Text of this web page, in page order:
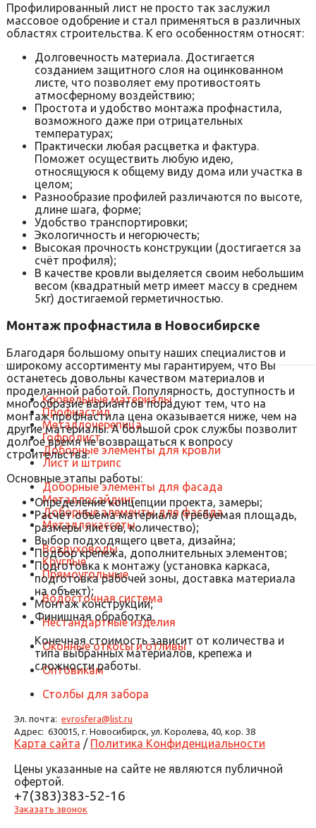
Профилированный лист не просто так заслужил
массовое одобрение и стал применяться в различных
областях строительства. К его особенностям относят:
Долговечность материала. Достигается
созданием защитного слоя на оцинкованном
листе, что позволяет ему противостоять
атмосферному воздействию;
Простота и удобство монтажа профнастила,
возможного даже при отрицательных
температурах;
Практически любая расцветка и фактура.
Поможет осуществить любую идею,
относящуюся к общему виду дома или участка в
целом;
Разнообразие профилей различаются по высоте,
длине шага, форме;
Удобство транспортировки;
Экологичность и негорючесть;
Высокая прочность конструкции (достигается за
счёт профиля);
В качестве кровли выделяется своим небольшим
весом (квадратный метр имеет массу в среднем
5кг) достигаемой герметичностью.
Монтаж профнастила в Новосибирске
Благодаря большому опыту наших специалистов и
широкому ассортименту мы гарантируем, что Вы
останетесь довольны качеством материалов и
проделанной работой. Популярность, доступность и
многообразие вариантов порадуют тем, что на
монтаж профнастила цена оказывается ниже, чем на
другие материалы. А большой срок службы позволит
долгое время не возвращаться к вопросу
строительства.
Основные этапы работы:
Определение концепции проекта, замеры;
Расчёт объёма материала (требуемая площадь,
размеры листов, количество);
Выбор подходящего цвета, дизайна;
Подбор крепежа, дополнительных элементов;
Подготовка к монтажу (установка каркаса,
подготовка рабочей зоны, доставка материала
на объект);
Монтаж конструкции;
Финишная обработка.
Конечная стоимость зависит от количества и
типа выбранных материалов, крепежа и
сложности работы.
Кровельные материалы
Профнастил
Металлочерепица
Гофролист
Доборные элементы для кровли
Лист и штрипс
Доборные элементы для фасада
Металлосайдинг
Доборные элементы для фасада
Металлокассеты
Воздуховоды
Круглые
Прямоугольные
Водосточная система
Нестандартные изделия
Оконные откосы и отливы
Оптовикам
Столбы для забора
Эл. почта: evrosfera@list.ru
Адрес: 630015, г. Новосибирск, ул. Королева, 40, кор. 38
Карта сайта / Политика Конфиденциальности
Цены указанные на сайте не являются публичной
офертой.
+7(383)383-52-16
Заказать звонок